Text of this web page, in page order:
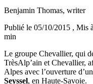
Benjamin Thomas, writer
Publié le 05/10/2015 , Mis
min
Le groupe Chevallier, qui
TrèsAlp’ain et Chevallier,
Alpes avec l’ouverture d’un
Seyssel, en Haute-Savoie.